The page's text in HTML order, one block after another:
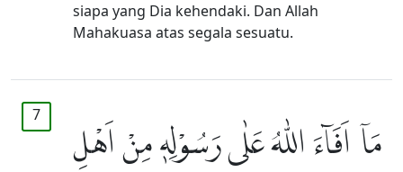
siapa yang Dia kehendaki. Dan Allah
Mahakuasa atas segala sesuatu.
7
مَآ اَفَاۤءَ اللّٰهُ عَلٰى رَسُوْلِهٖ مِنْ اَهْلِ